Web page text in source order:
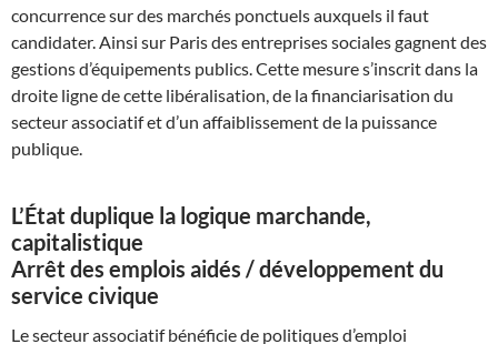
concurrence sur des marchés ponctuels auxquels il faut
candidater. Ainsi sur Paris des entreprises sociales gagnent des
gestions d’équipements publics. Cette mesure s’inscrit dans la
droite ligne de cette libéralisation, de la financiarisation du
secteur associatif et d’un affaiblissement de la puissance
publique.
L’État duplique la logique marchande,
capitalistique
Arrêt des emplois aidés / développement du
service civique
Le secteur associatif bénéficie de politiques d’emploi